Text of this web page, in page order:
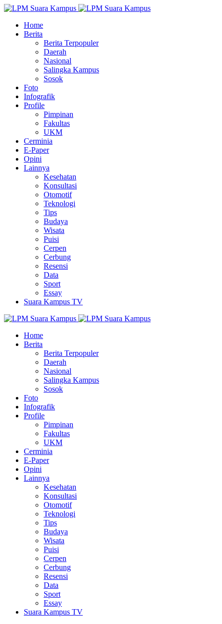
Home
Berita
Berita Terpopuler
Daerah
Nasional
Salingka Kampus
Sosok
Foto
Infografik
Profile
Pimpinan
Fakultas
UKM
Cerminia
E-Paper
Opini
Lainnya
Kesehatan
Konsultasi
Otomotif
Teknologi
Tips
Budaya
Wisata
Puisi
Cerpen
Cerbung
Resensi
Data
Sport
Essay
Suara Kampus TV
Home
Berita
Berita Terpopuler
Daerah
Nasional
Salingka Kampus
Sosok
Foto
Infografik
Profile
Pimpinan
Fakultas
UKM
Cerminia
E-Paper
Opini
Lainnya
Kesehatan
Konsultasi
Otomotif
Teknologi
Tips
Budaya
Wisata
Puisi
Cerpen
Cerbung
Resensi
Data
Sport
Essay
Suara Kampus TV